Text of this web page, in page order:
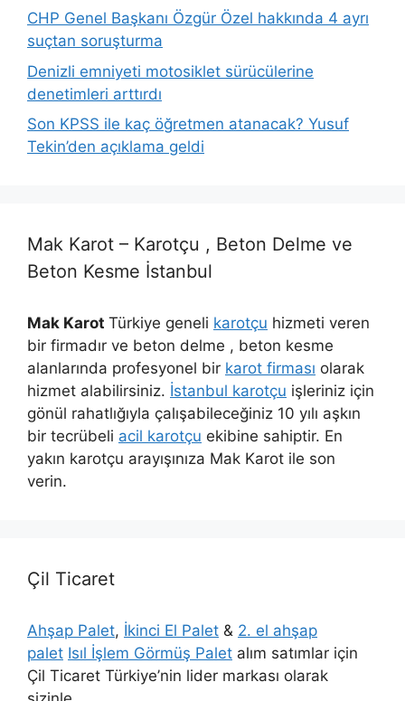
CHP Genel Başkanı Özgür Özel hakkında 4 ayrı
suçtan soruşturma
Denizli emniyeti motosiklet sürücülerine
denetimleri arttırdı
Son KPSS ile kaç öğretmen atanacak? Yusuf
Tekin’den açıklama geldi
Mak Karot – Karotçu , Beton Delme ve
Beton Kesme İstanbul
Mak Karot Türkiye geneli karotçu hizmeti veren
bir firmadır ve beton delme , beton kesme
alanlarında profesyonel bir karot firması olarak
hizmet alabilirsiniz. İstanbul karotçu işleriniz için
gönül rahatlığıyla çalışabileceğiniz 10 yılı aşkın
bir tecrübeli acil karotçu ekibine sahiptir. En
yakın karotçu arayışınıza Mak Karot ile son
verin.
Çil Ticaret
Ahşap Palet, İkinci El Palet & 2. el ahşap
palet Isıl İşlem Görmüş Palet alım satımlar için
Çil Ticaret Türkiye’nin lider markası olarak